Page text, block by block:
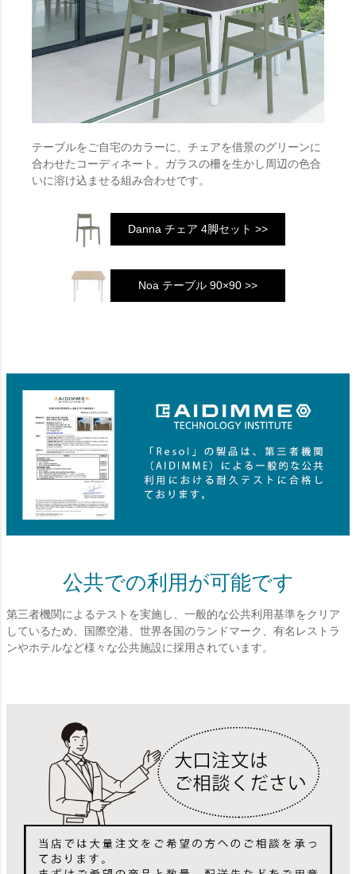
テーブルをご自宅のカラーに、チェアを借景のグリーンに
合わせたコーディネート。ガラスの柵を生かし周辺の色合
いに溶け込ませる組み合わせです。
Danna チェア 4脚セット >>
Noa テーブル 90×90 >>
公共での利用が可能です
第三者機関によるテストを実施し、一般的な公共利用基準をクリア
しているため、国際空港、世界各国のランドマーク、有名レストラ
ンやホテルなど様々な公共施設に採用されています。